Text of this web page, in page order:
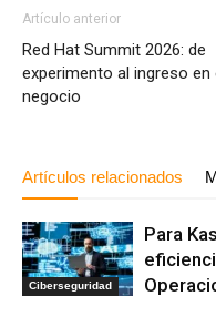
Artículo anterior
Red Hat Summit 2026: de
experimento al ingreso en
negocio
Artículos relacionados
Ciberseguridad
Para